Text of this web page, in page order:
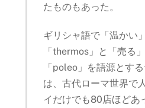
たものもあった。
ギリシャ語で「温かい
「thermos」と「売る
「poleo」を語源とす
は、古代ローマ世界で
イだけでも80店ほどあ